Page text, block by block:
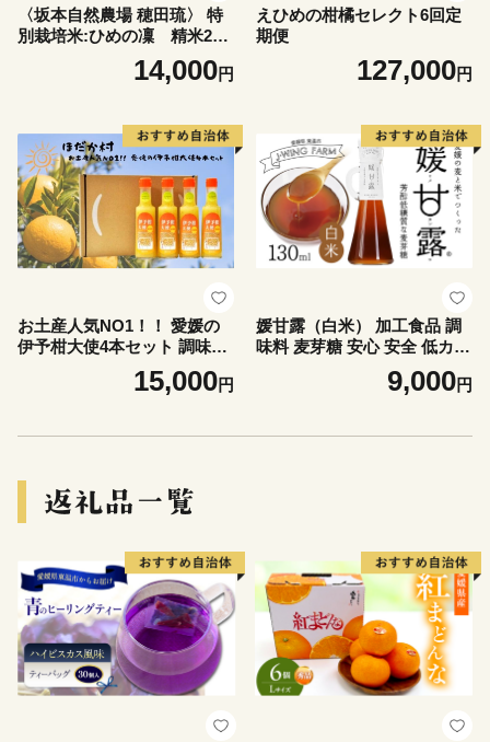
〈坂本自然農場 穂田琉〉 特
別栽培米:ひめの凜 精米2kg
ご飯 お弁当 おにぎり 冷めて
も美味しい 愛媛県産 県知事
14,000円
えひめの柑橘セレクト6回定
期便
127,000円
お土産人気NO1！！ 愛媛の
伊予柑大使4本セット 調味料
ドレッシング サラダ いよか
ん 愛媛産 カルパッチョ
15,000円
媛甘露（白米） 加工食品 調
味料 麦芽糖 安心 安全 低カロ
リー 甘味料 シロップタイプ
上品な甘み お菓子作り 料理
9,000円